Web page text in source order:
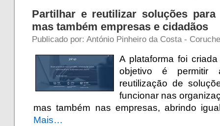
Partilhar e reutilizar soluções
mas também empresas e cidadãos
Publicado por: António Pinheiro da Costa -
A plataforma foi
objetivo é permitir
reutilização de
funcionar nas
mas também nas empresas, abrindo
Mais…